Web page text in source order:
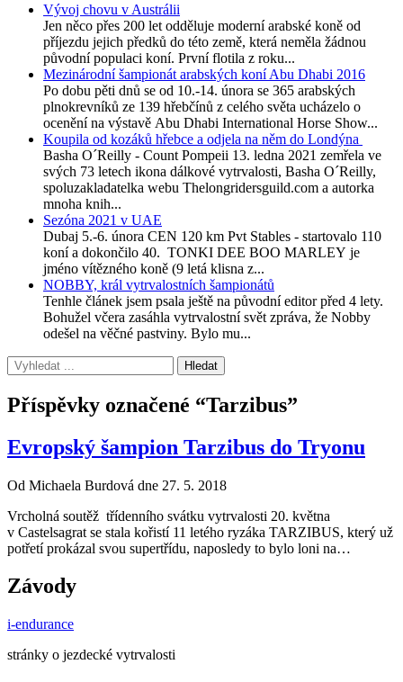
Vývoj chovu v Austrálii
Jen něco přes 200 let odděluje moderní arabské koně od
příjezdu jejich předků do této země, která neměla žádnou
původní populaci koní. První flotila z roku...
Mezinárodní šampionát arabských koní Abu Dhabi 2016
Po dobu pěti dnů se od 10.-14. února se 365 arabských
plnokrevníků ze 139 hřebčínů z celého světa ucházelo o
ocenění na výstavě Abu Dhabi International Horse Show...
Koupila od kozáků hřebce a odjela na něm do Londýna
Basha O´Reilly - Count Pompeii 13. ledna 2021 zemřela ve
svých 73 letech ikona dálkové vytrvalosti, Basha O´Reilly,
spoluzakladatelka webu Thelongridersguild.com a autorka
mnoha knih...
Sezóna 2021 v UAE
Dubaj 5.-6. února CEN 120 km Pvt Stables - startovalo 110
koní a dokončilo 40. TONKI DEE BOO MARLEY je
jméno vítězného koně (9 letá klisna z...
NOBBY, král vytrvalostních šampionátů
Tenhle článek jsem psala ještě na původní editor před 4 lety.
Bohužel včera zasáhla vytrvalostní svět zpráva, že Nobby
odešel na věčné pastviny. Bylo mu...
Příspěvky označené “Tarzibus”
Evropský šampion Tarzibus do Tryonu
Od Michaela Burdová dne 27. 5. 2018
Vrcholná soutěž třídenního svátku vytrvalosti 20. května
v Castelsagrat se stala kořistí 11 letého ryzáka TARZIBUS, který už
potřetí prokázal svou supertřídu, naposledy to bylo loni na…
Závody
i-endurance
stránky o jezdecké vytrvalosti